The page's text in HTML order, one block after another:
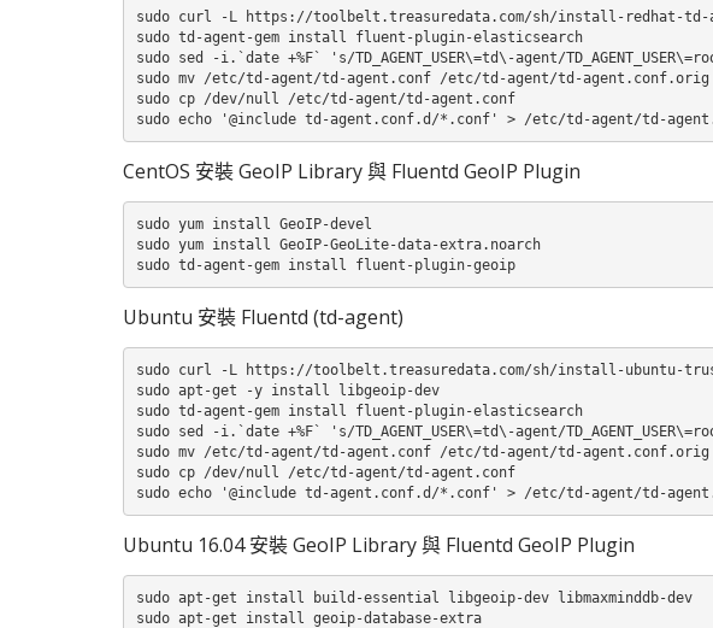
sudo curl -L https://toolbelt.treasuredata.com/sh/install-redhat-td-
sudo td-agent-gem install fluent-plugin-elasticsearch
sudo sed -i.`date +%F` 's/TD_AGENT_USER\=td\-agent/
sudo mv /etc/td-agent/td-agent.conf /etc/td-agent/td-agent.conf.orig
sudo cp /dev/null /etc/td-agent/td-agent.conf
sudo echo '@include td-agent.conf.d/*.conf' > /etc/td-agent/td-
CentOS 安裝 GeoIP Library 與 Fluentd GeoIP Plugin
sudo yum install GeoIP-devel
sudo yum install GeoIP-GeoLite-data-extra.noarch
sudo td-agent-gem install fluent-plugin-geoip
Ubuntu 安裝 Fluentd (td-agent)
sudo curl -L https://toolbelt.treasuredata.com/sh/install-ubuntu-
sudo apt-get -y install libgeoip-dev
sudo td-agent-gem install fluent-plugin-elasticsearch
sudo sed -i.`date +%F` 's/TD_AGENT_USER\=td\-agent/
sudo mv /etc/td-agent/td-agent.conf /etc/td-agent/td-agent.conf.orig
sudo cp /dev/null /etc/td-agent/td-agent.conf
sudo echo '@include td-agent.conf.d/*.conf' > /etc/td-agent/td-
Ubuntu 16.04 安裝 GeoIP Library 與 Fluentd GeoIP Plugin
sudo apt-get install build-essential libgeoip-dev libmaxminddb-dev
sudo apt-get install geoip-database-extra